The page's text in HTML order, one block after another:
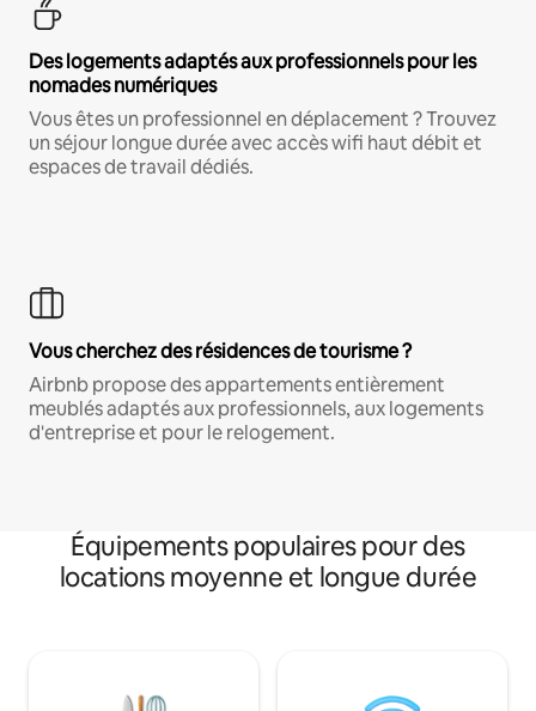
Des logements adaptés aux professionnels pour les
nomades numériques
Vous êtes un professionnel en déplacement ? Trouvez
un séjour longue durée avec accès wifi haut débit et
espaces de travail dédiés.
Vous cherchez des résidences de tourisme ?
Airbnb propose des appartements entièrement
meublés adaptés aux professionnels, aux logements
d'entreprise et pour le relogement.
Équipements populaires pour des
locations moyenne et longue durée